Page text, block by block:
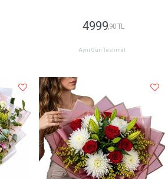
4999,90 TL
Aynı Gün Teslimat